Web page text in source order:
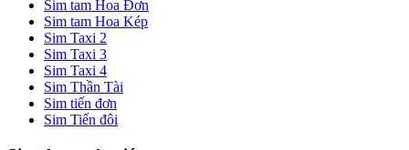
Sim tam Hoa Đơn
Sim tam Hoa Kép
Sim Taxi 2
Sim Taxi 3
Sim Taxi 4
Sim Thần Tài
Sim tiến đơn
Sim Tiến đôi